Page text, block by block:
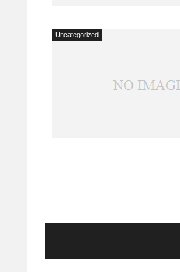
Uncategorized